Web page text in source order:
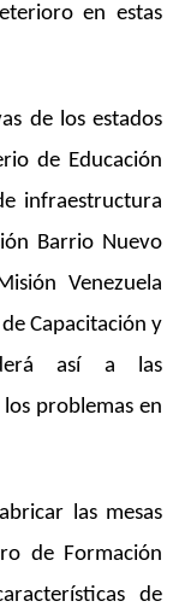
en estas
de los estados
de Educación
infraestructura
Barrio Nuevo
Venezuela
Capacitación y
así a las
problemas en
las mesas
de Formación
de